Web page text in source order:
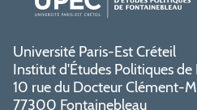
Université Paris-Est Créteil
Institut d'Études Politiques
10 rue du Docteur Clément-
77300 Fontainebleau